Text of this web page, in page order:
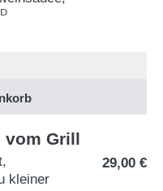
D
vom Grill
kleiner
29,00 €